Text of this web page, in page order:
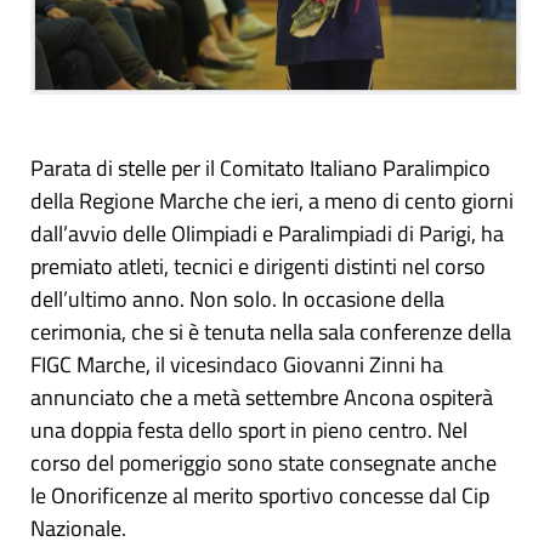
Parata di stelle per il Comitato Italiano Paralimpico
della Regione Marche che ieri, a meno di cento giorni
dall’avvio delle Olimpiadi e Paralimpiadi di Parigi, ha
premiato atleti, tecnici e dirigenti distinti nel corso
dell’ultimo anno. Non solo. In occasione della
cerimonia, che si è tenuta nella sala conferenze della
FIGC Marche, il vicesindaco Giovanni Zinni ha
annunciato che a metà settembre Ancona ospiterà
una doppia festa dello sport in pieno centro. Nel
corso del pomeriggio sono state consegnate anche
le Onorificenze al merito sportivo concesse dal Cip
Nazionale.